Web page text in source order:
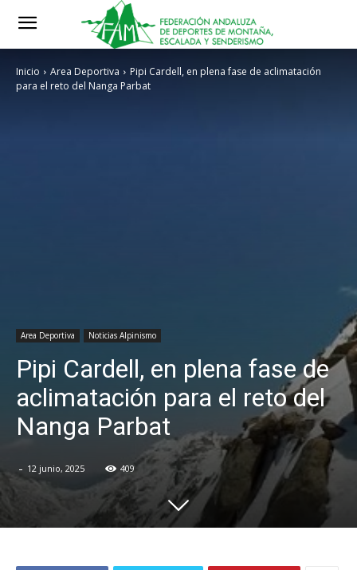
Inicio Area Deportiva
Pipi Cardell, en plena fase de aclimatación
para el reto del Nanga Parbat
Area Deportiva Noticias Alpinismo
Pipi Cardell, en plena fase de
aclimatación para el reto del
Nanga Parbat
- 12 junio, 2025 409